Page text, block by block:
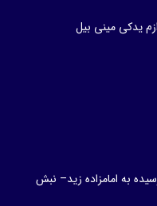
یدکی مینی بیل
به امامزاده زید– نبش